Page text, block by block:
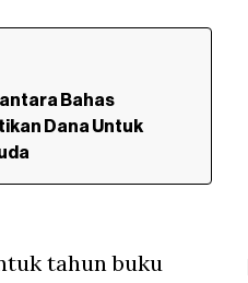
Bahas
Dana Untuk
tahun buku